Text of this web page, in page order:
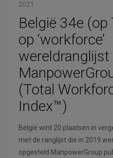
2021
België 34e (op
op ‘workforce’
wereldranglijst
(Total
Index™)
België wint 20 plaatsen in
met de ranglijst die in 2019
opgesteld ManpowerGroup